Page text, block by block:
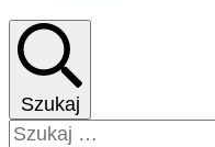
Szukaj
Szukaj: